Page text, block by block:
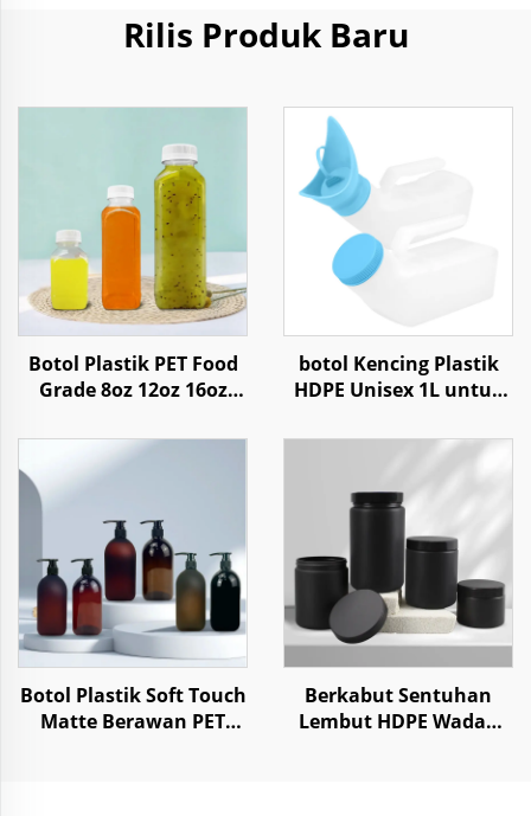
Rilis Produk Baru
Botol Plastik PET Food
Grade 8oz 12oz 16oz
Minuman Air Kopi
Yoghurt
botol Kencing Plastik
HDPE Unisex 1L untuk
Rumah Sakit
Botol Plastik Soft Touch
Matte Berawan PET
Berkabut Sentuhan
Lembut HDPE Wadah